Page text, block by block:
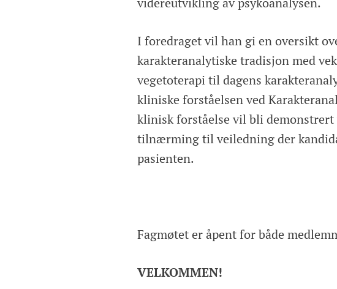
I foredraget vil han gi en oversikt
karakteranalytiske tradisjon med
vegetoterapi til dagens
kliniske forståelsen ved
klinisk forståelse vil bli
tilnærming til veiledning der
pasienten.
Fagmøtet er åpent for både
VELKOMMEN!